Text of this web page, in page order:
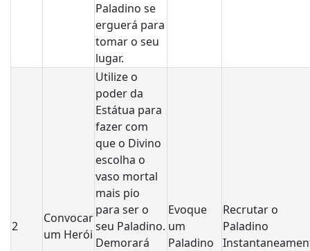
Paladino se
erguerá para
tomar o seu
lugar.
2
Convocar
um Herói
Utilize o
poder da
Estátua para
fazer com
que o Divino
escolha o
vaso mortal
mais pio
para ser o
seu Paladino.
Demorará
Evoque
um
Paladino
Recrutar o
Paladino